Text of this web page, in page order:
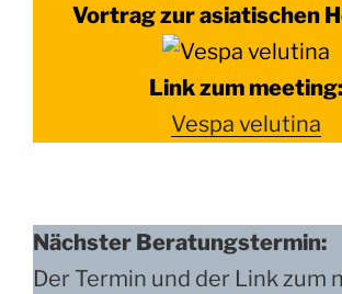
Vortrag zur asiatischen
Link zum meeting:
Vespa velutina
Nächster Beratungstermin:
Der Termin und der Link zum